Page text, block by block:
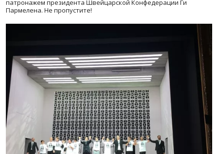
патронажем президента Швейцарской Конфедерации Ги
Пармелена. Не пропустите!